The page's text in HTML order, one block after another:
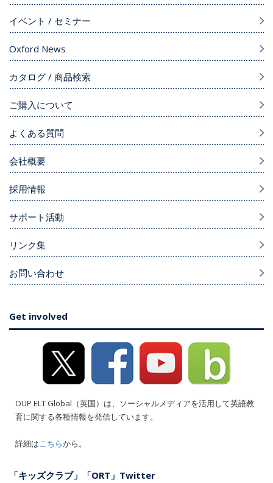
イベント / セミナー
Oxford News
カタログ / 商品検索
ご購入について
よくある質問
会社概要
採用情報
サポート活動
リンク集
お問い合わせ
Get involved
OUP ELT Global（英国）は、ソーシャルメディアを活用して英語教
育に関する各種情報を発信しています。
詳細はこちらから。
「キッズクラブ」「ORT」Twitter